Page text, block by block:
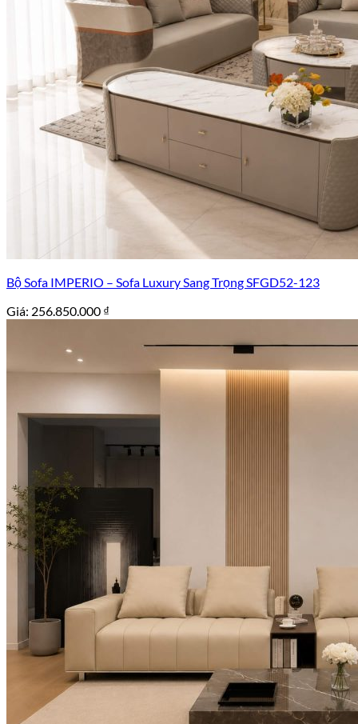
Bộ Sofa IMPERIO – Sofa Luxury Sang Trọng SFGD52-123
Giá: 256.850.000 ₫